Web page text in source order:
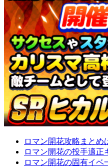
ロマン開花攻略まとめ
ロマン開花の投手適正
ロマン開花の固有イベ